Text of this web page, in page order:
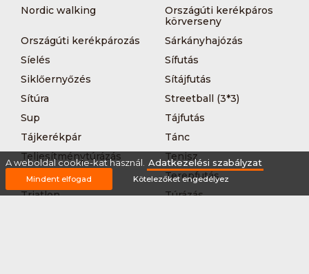
Nordic walking
Országúti kerékpáros
körverseny
Országúti kerékpározás
Sárkányhajózás
Síelés
Sífutás
Siklőernyőzés
Sítájfutás
Sítúra
Streetball (3*3)
Sup
Tájfutás
Tájkerékpár
Tánc
Teljesítménytúrázás
Tenisz
Teqball
Terepfutás
Triatlon
Túrázás
A weboldal cookie-kat használ. Adatkezelési szabályzat
Mindent elfogad Kötelezőket engedélyez